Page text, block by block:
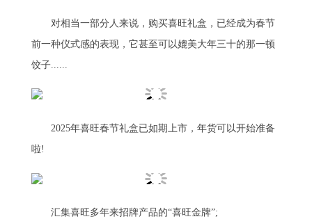
对相当一部分人来说，购买喜旺礼盒，已经成为春节
前一种仪式感的表现，它甚至可以媲美大年三十的那一顿
饺子......
2025年喜旺春节礼盒已如期上市，年货可以开始准备
啦!
汇集喜旺多年来招牌产品的“喜旺金牌”;